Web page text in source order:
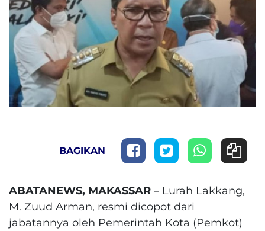
BAGIKAN
ABATANEWS, MAKASSAR – Lurah Lakkang,
M. Zuud Arman, resmi dicopot dari
jabatannya oleh Pemerintah Kota (Pemkot)